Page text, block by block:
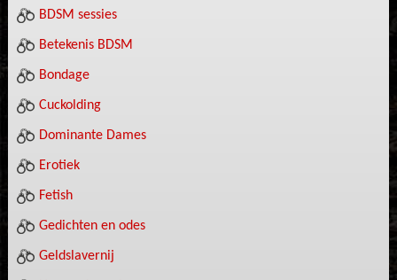
BDSM sessies
Betekenis BDSM
Bondage
Cuckolding
Dominante Dames
Erotiek
Fetish
Gedichten en odes
Geldslavernij